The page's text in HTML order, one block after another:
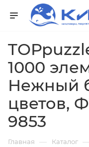
1000
Нежный
цветов,
9853
Главная — Каталог